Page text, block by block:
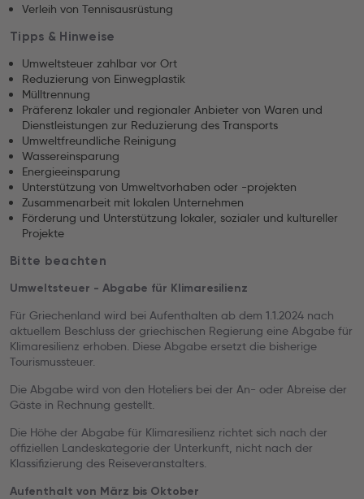
Verleih von Tennisausrüstung
Tipps & Hinweise
Umweltsteuer zahlbar vor Ort
Reduzierung von Einwegplastik
Mülltrennung
Präferenz lokaler und regionaler Anbieter von Waren und
Dienstleistungen zur Reduzierung des Transports
Umweltfreundliche Reinigung
Wassereinsparung
Energieeinsparung
Unterstützung von Umweltvorhaben oder -projekten
Zusammenarbeit mit lokalen Unternehmen
Förderung und Unterstützung lokaler, sozialer und kultureller
Projekte
Bitte beachten
Umweltsteuer - Abgabe für Klimaresilienz
Für Griechenland wird bei Aufenthalten ab dem 1.1.2024 nach
aktuellem Beschluss der griechischen Regierung eine Abgabe für
Klimaresilienz erhoben. Diese Abgabe ersetzt die bisherige
Tourismussteuer.
Die Abgabe wird von den Hoteliers bei der An- oder Abreise der
Gäste in Rechnung gestellt.
Die Höhe der Abgabe für Klimaresilienz richtet sich nach der
offiziellen Landeskategorie der Unterkunft, nicht nach der
Klassifizierung des Reiseveranstalters.
Aufenthalt von März bis Oktober